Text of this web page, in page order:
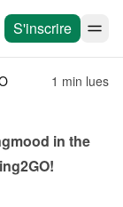
S'inscrire
1 min lues
in the
!